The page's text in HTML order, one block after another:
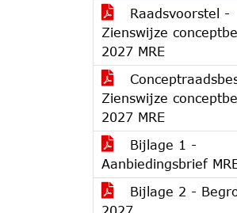
Raadsvoorstel -
Zienswijze
2027 MRE
Zienswijze
2027 MRE
Bijlage 1 -
Aanbiedingsbrief
Bijlage 2 -